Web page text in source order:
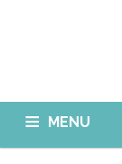
MENU